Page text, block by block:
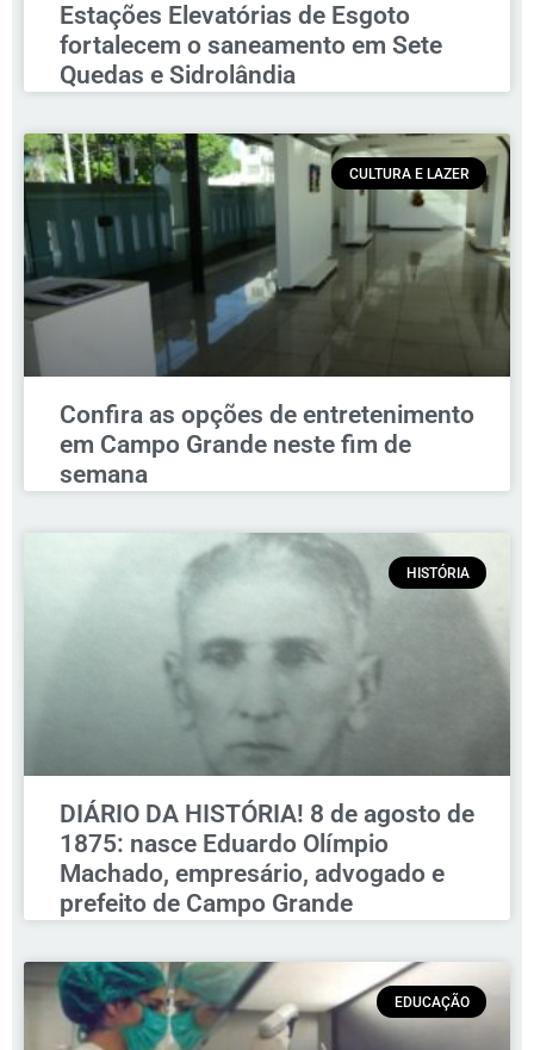
Estações Elevatórias de Esgoto
fortalecem o saneamento em Sete
Quedas e Sidrolândia
CULTURA E LAZER
Confira as opções de entretenimento
em Campo Grande neste fim de
semana
HISTÓRIA
DIÁRIO DA HISTÓRIA! 8 de agosto de
1875: nasce Eduardo Olímpio
Machado, empresário, advogado e
prefeito de Campo Grande
EDUCAÇÃO